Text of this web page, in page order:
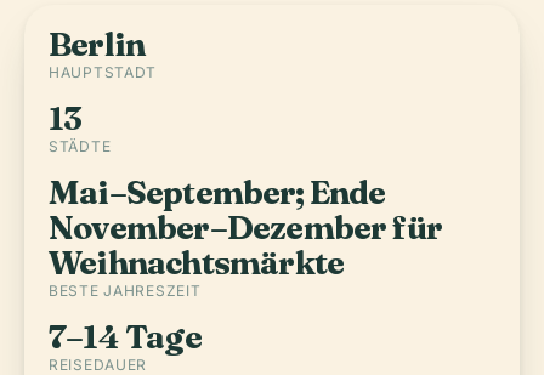
Berlin
HAUPTSTADT
13
STÄDTE
Mai–September; Ende
November–Dezember für
Weihnachtsmärkte
BESTE JAHRESZEIT
7–14 Tage
REISEDAUER